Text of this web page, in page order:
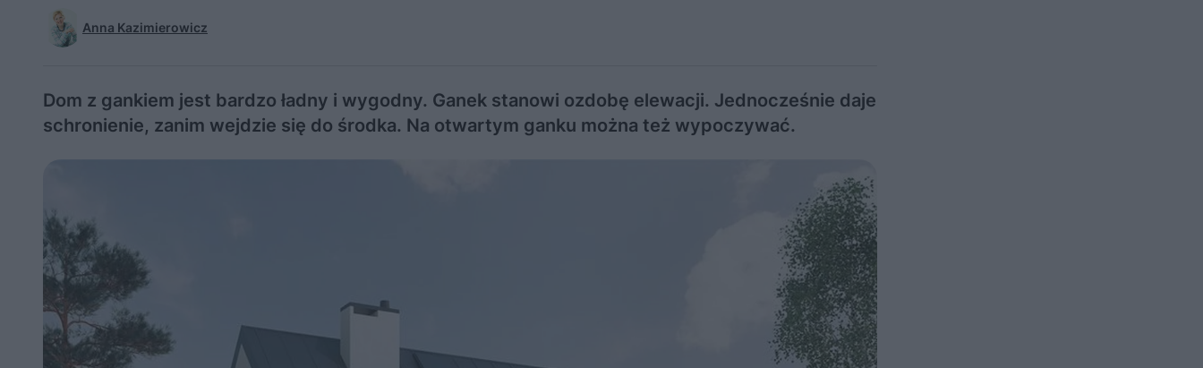
Anna Kazimierowicz
Dom z gankiem jest bardzo ładny i wygodny. Ganek stanowi ozdobę elewacji. Jednocześnie daje
schronienie, zanim wejdzie się do środka. Na otwartym ganku można też wypoczywać.